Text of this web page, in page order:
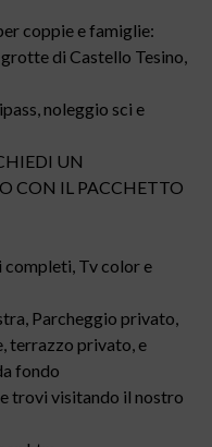
coppie e famiglie:
di Castello Tesino,
noleggio sci e
UN
CON IL PACCHETTO
completi, Tv color e
Parcheggio privato,
terrazzo privato, e
fondo
trovi visitando il nostro